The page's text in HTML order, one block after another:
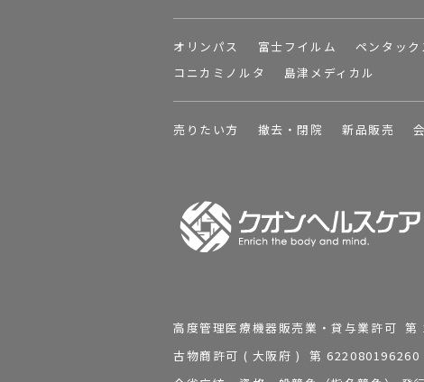
オリンパス 富士フイルム ペンタック
コニカミノルタ
島津メディカル
売りたい方 撤去・閉院 新品販売
高度管理医療機器販売業・貸与業許可
古物商許可 ( 大阪府 ) 第